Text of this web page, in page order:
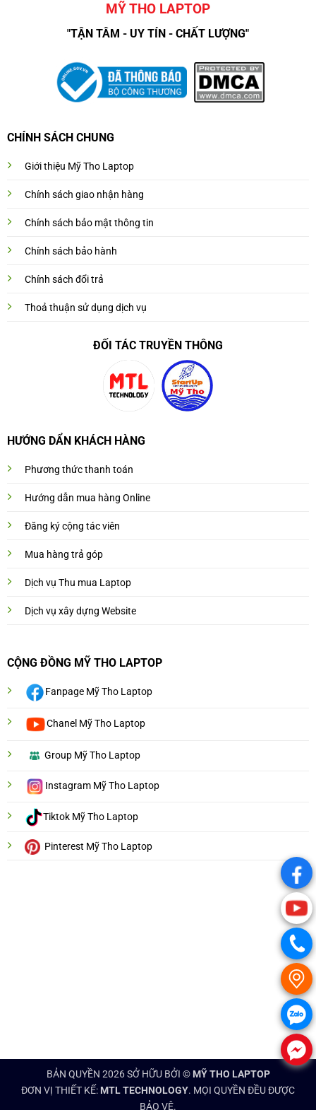
MỸ THO LAPTOP
"TẬN TÂM - UY TÍN - CHẤT LƯỢNG"
CHÍNH SÁCH CHUNG
Giới thiệu Mỹ Tho Laptop
Chính sách giao nhận hàng
Chính sách bảo mật thông tin
Chính sách bảo hành
Chính sách đổi trả
Thoả thuận sử dụng dịch vụ
ĐỐI TÁC TRUYỀN THÔNG
HƯỚNG DẨN KHÁCH HÀNG
Phương thức thanh toán
Hướng dẫn mua hàng Online
Đăng ký cộng tác viên
Mua hàng trả góp
Dịch vụ Thu mua Laptop
Dịch vụ xây dựng Website
CỘNG ĐỒNG MỸ THO LAPTOP
Fanpage Mỹ Tho Laptop
Chanel Mỹ Tho Laptop
Group Mỹ Tho Laptop
Instagram Mỹ Tho Laptop
Tiktok Mỹ Tho Laptop
Pinterest Mỹ Tho Laptop
BẢN QUYỀN 2026 SỞ HỮU BỞI © MỸ THO LAPTOP
ĐƠN VỊ THIẾT KẾ: MTL TECHNOLOGY. MỌI QUYỀN ĐỀU ĐƯỢC
BẢO VỆ.
.
.
.
.
.
.